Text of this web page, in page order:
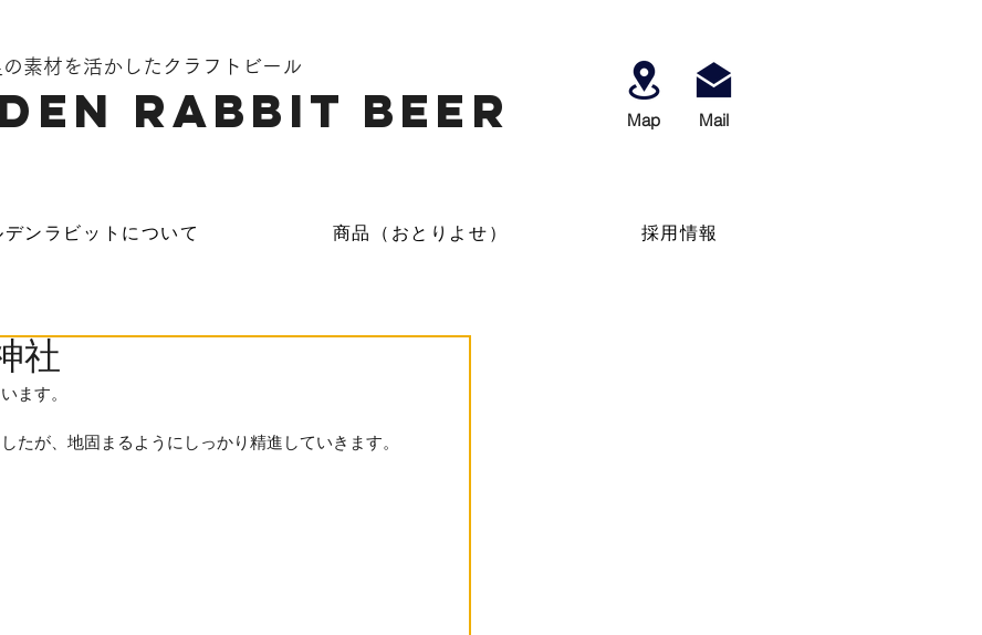
素材を活かしたクラフトビール
Rabbit Beer Map ​Mail
デンラビットについて 商品（おとりよせ） 採用情報
社
ます。
たが、地固まるようにしっかり精進していきます。